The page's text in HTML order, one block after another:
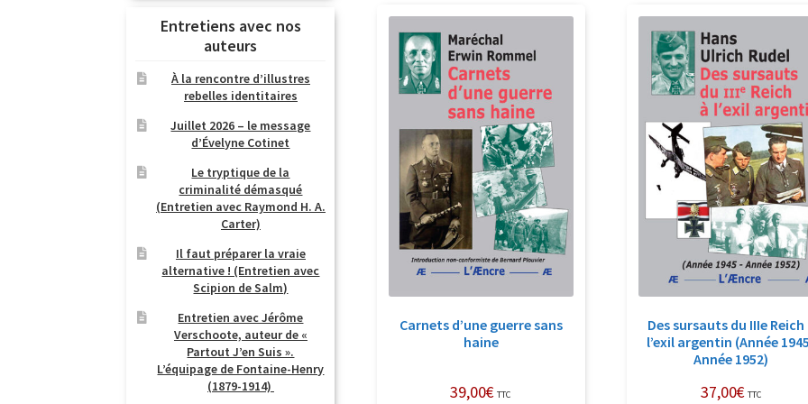
récent
au
plus
ancien
Carnets d’une guerre sans
haine
39,00€ TTC
Des sursauts du IIIe Reich
l’exil argentin (Année
Année 1952)
37,00€ TTC
Entretiens avec nos
auteurs
À la rencontre d’illustres
rebelles identitaires
Juillet 2026 – le message
d’Évelyne Cotinet
Le tryptique de la
criminalité démasqué
(Entretien avec Raymond H. A.
Carter)
Il faut préparer la vraie
alternative ! (Entretien avec
Scipion de Salm)
Entretien avec Jérôme
Verschoote, auteur de «
Partout J’en Suis ».
L’équipage de Fontaine-Henry
(1879-1914)